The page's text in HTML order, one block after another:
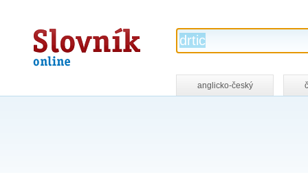
Slovník
online
anglicko-český